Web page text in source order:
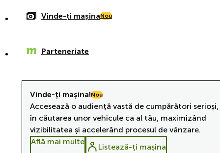
Vinde-ți mașinaNou
Parteneriate
Vinde-ți mașina!Nou
Accesează o audiență vastă de cumpărători
în căutarea unor vehicule ca al tău, maximizând
vizibilitatea și accelerând procesul de vânzare.
Află mai multe
Listează-ți mașina